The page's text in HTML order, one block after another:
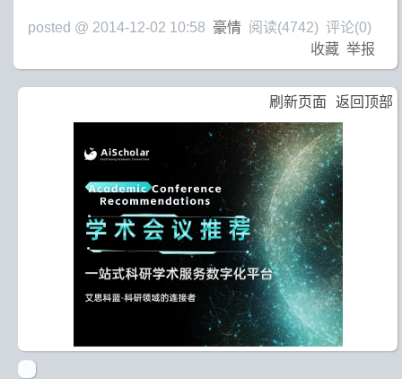
posted @ 2014-12-02 10:58 豪情 阅读(4742) 评论(0)
收藏 举报
刷新页面 返回顶部